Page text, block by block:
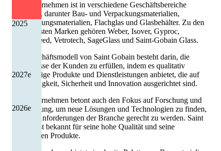
2027e
2025
2026e
Das Unternehmen ist in verschiedene Geschäftsbereiche
aufgeteilt, darunter Bau- und Verpackungsmaterialien,
Hochleistungsmaterialien, Flachglas und Glasbehälter. Zu den
bekanntesten Marken gehören Weber, Isover, Gyproc,
CertainTeed, Vetrotech, SageGlass und Saint-Gobain Glass.
Das Geschäftsmodell von Saint Gobain besteht darin, die
Bedürfnisse der Kunden zu erfüllen, indem es qualitativ
hochwertige Produkte und Dienstleistungen anbietet, die auf
Nachhaltigkeit, Sicherheit und Innovation ausgerichtet sind.
Das Unternehmen betont auch den Fokus auf Forschung und
Entwicklung, um neue Lösungen und Technologien zu finden,
um den Anforderungen der Branche gerecht zu werden. Saint
Gobain ist bekannt für seine hohe Qualität und seine
innovativen Produkte.